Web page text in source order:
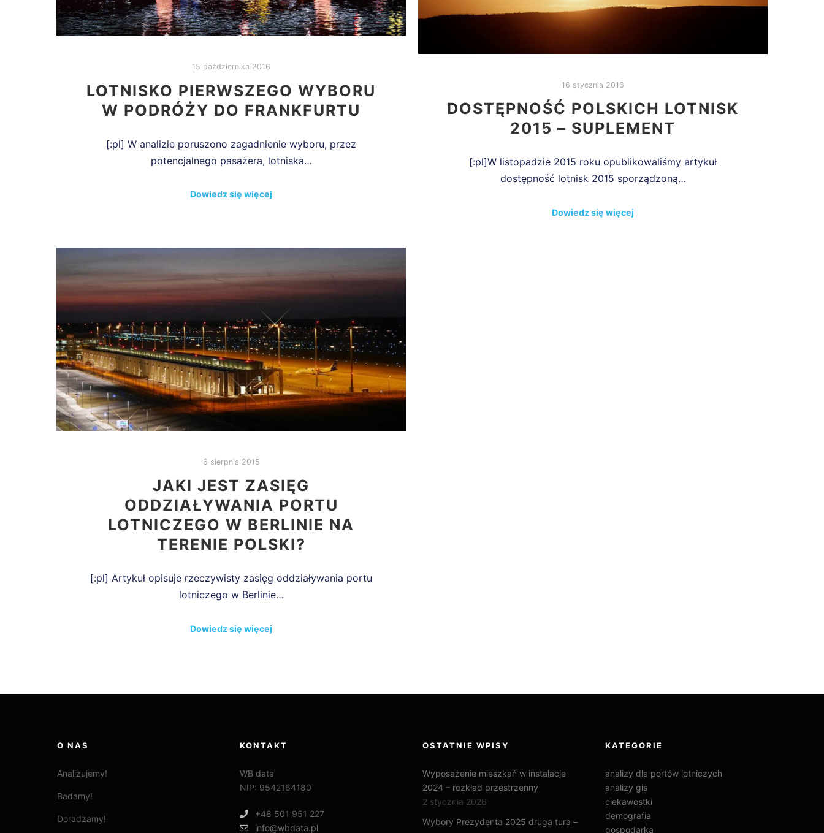
15 października 2016
LOTNISKO PIERWSZEGO WYBORU
W PODRÓŻY DO FRANKFURTU
[:pl] W analizie poruszono zagadnienie wyboru, przez
potencjalnego pasażera, lotniska…
Dowiedz się więcej
16 stycznia 2016
DOSTĘPNOŚĆ POLSKICH LOTNISK
2015 – SUPLEMENT
[:pl]W listopadzie 2015 roku opublikowaliśmy artykuł
dostępność lotnisk 2015 sporządzoną…
Dowiedz się więcej
6 sierpnia 2015
JAKI JEST ZASIĘG
ODDZIAŁYWANIA PORTU
LOTNICZEGO W BERLINIE NA
TERENIE POLSKI?
[:pl] Artykuł opisuje rzeczywisty zasięg oddziaływania portu
lotniczego w Berlinie…
Dowiedz się więcej
O NAS
Analizujemy!
Badamy!
Doradzamy!
KONTAKT
WB data
NIP: 9542164180
+48 501 951 227
info@wbdata.pl
OSTATNIE WPISY
Wyposażenie mieszkań w instalacje
2024 – rozkład przestrzenny
2 stycznia 2026
Wybory Prezydenta 2025 druga tura –
KATEGORIE
analizy dla portów lotniczych
analizy gis
ciekawostki
demografia
gospodarka